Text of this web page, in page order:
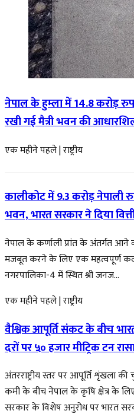
नेपाल के हुम्ला में 14.8 करोड़
रखी गई मैत्री भवन की
एक महीने पहले|राष्ट्रीय
कालीकोट में 9.3 करोड़
भवन, भारत सरकार ने दिया
नेपाल के कर्णाली प्रांत के अंतर्गत
मजबूत करने के लिए एक महत्वपूर्ण कदम
नगरपालिका-4 में स्थित श्री जनज...
एक महीने पहले|राष्ट्रीय
वैश्विक आपूर्ति संकट के बीच
दरों पर ५० हजार मीट्रिक टन
अंतरराष्ट्रीय स्तर पर आपूर्ति शृंखला
कमी के बीच नेपाल के कृषि क्षेत्र के
सरकार के विशेष अनुरोध पर भारत